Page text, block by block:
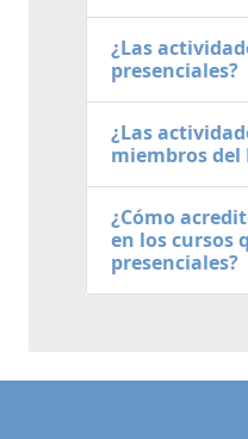
¿Las
presenciales?
¿Las
miembros del
¿Cómo
en los cursos
presenciales?